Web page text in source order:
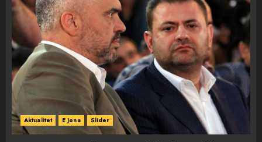
Aktualitet E jona Slider